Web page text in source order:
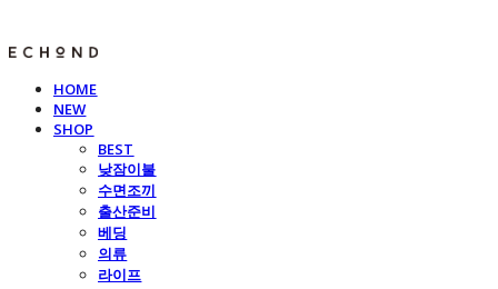
HOME
NEW
SHOP
BEST
낮잠이불
수면조끼
출산준비
베딩
의류
라이프